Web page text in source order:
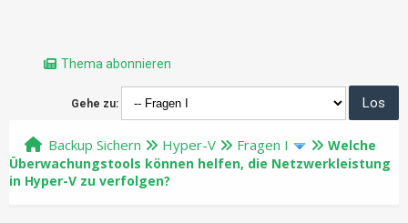
Thema abonnieren
Gehe zu:
Backup Sichern Hyper-V Fragen I
Welche
Überwachungstools können helfen, die Netzwerkleistung
in Hyper-V zu verfolgen?